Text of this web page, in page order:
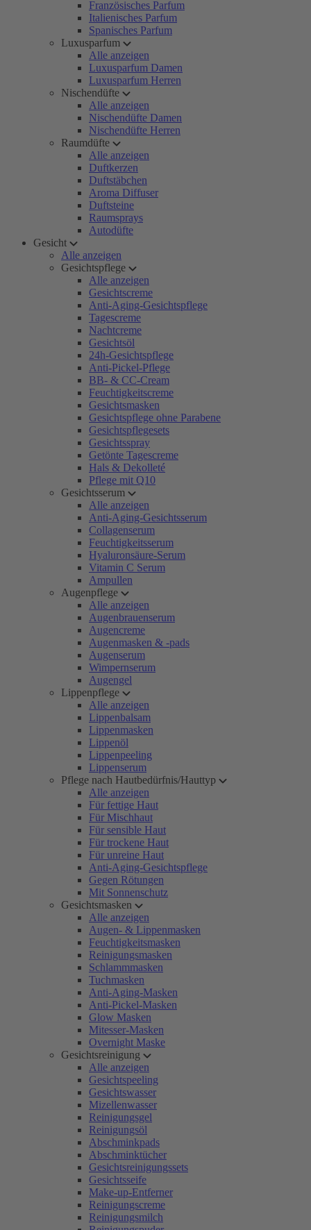
Französisches Parfum
Italienisches Parfum
Spanisches Parfum
Luxusparfum
Alle anzeigen
Luxusparfum Damen
Luxusparfum Herren
Nischendüfte
Alle anzeigen
Nischendüfte Damen
Nischendüfte Herren
Raumdüfte
Alle anzeigen
Duftkerzen
Duftstäbchen
Aroma Diffuser
Duftsteine
Raumsprays
Autodüfte
Gesicht
Alle anzeigen
Gesichtspflege
Alle anzeigen
Gesichtscreme
Anti-Aging-Gesichtspflege
Tagescreme
Nachtcreme
Gesichtsöl
24h-Gesichtspflege
Anti-Pickel-Pflege
BB- & CC-Cream
Feuchtigkeitscreme
Gesichtsmasken
Gesichtspflege ohne Parabene
Gesichtspflegesets
Gesichtsspray
Getönte Tagescreme
Hals & Dekolleté
Pflege mit Q10
Gesichtsserum
Alle anzeigen
Anti-Aging-Gesichtsserum
Collagenserum
Feuchtigkeitsserum
Hyaluronsäure-Serum
Vitamin C Serum
Ampullen
Augenpflege
Alle anzeigen
Augenbrauenserum
Augencreme
Augenmasken & -pads
Augenserum
Wimpernserum
Augengel
Lippenpflege
Alle anzeigen
Lippenbalsam
Lippenmasken
Lippenöl
Lippenpeeling
Lippenserum
Pflege nach Hautbedürfnis/Hauttyp
Alle anzeigen
Für fettige Haut
Für Mischhaut
Für sensible Haut
Für trockene Haut
Für unreine Haut
Anti-Aging-Gesichtspflege
Gegen Rötungen
Mit Sonnenschutz
Gesichtsmasken
Alle anzeigen
Augen- & Lippenmasken
Feuchtigkeitsmasken
Reinigungsmasken
Schlammmasken
Tuchmasken
Anti-Aging-Masken
Anti-Pickel-Masken
Glow Masken
Mitesser-Masken
Overnight Maske
Gesichtsreinigung
Alle anzeigen
Gesichtspeeling
Gesichtswasser
Mizellenwasser
Reinigungsgel
Reinigungsöl
Abschminkpads
Abschminktücher
Gesichtsreinigungssets
Gesichtsseife
Make-up-Entferner
Reinigungscreme
Reinigungsmilch